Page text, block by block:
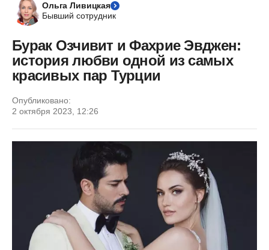
Ольга Ливицкая
Бывший сотрудник
Бурак Озчивит и Фахрие Эвджен:
история любви одной из самых
красивых пар Турции
Опубликовано:
2 октября 2023, 12:26